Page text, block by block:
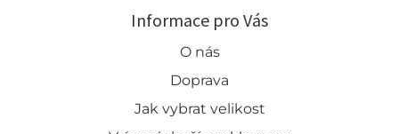
Informace pro Vás
O nás
Doprava
Jak vybrat velikost